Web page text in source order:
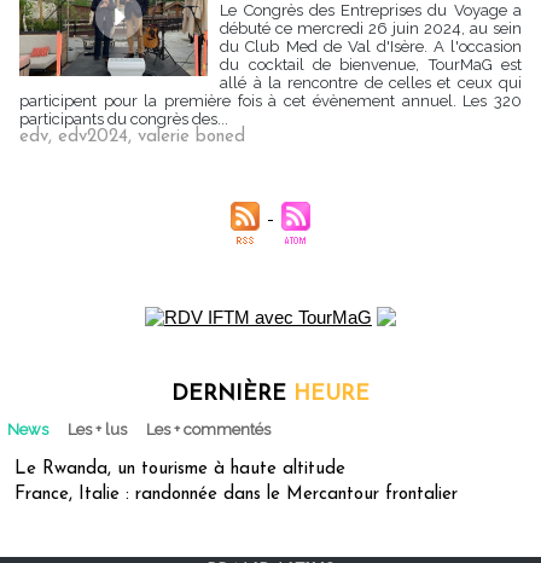
Le Congrès des Entreprises du Voyage a
débuté ce mercredi 26 juin 2024, au sein
du Club Med de Val d'Isère. A l'occasion
du cocktail de bienvenue, TourMaG est
allé à la rencontre de celles et ceux qui
participent pour la première fois à cet évènement annuel. Les 320
participants du congrès des...
edv, edv2024, valerie boned
DERNIÈRE HEURE
News Les + lus Les + commentés
Le Rwanda, un tourisme à haute altitude
France, Italie : randonnée dans le Mercantour frontalier